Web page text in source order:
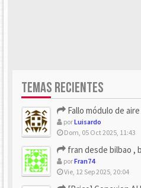
TEMAS RECIENTES
Fallo módulo de
porLuisardo
Dom, 05 Oct 2025, 11:43
fran desde bilbao ,
porFran74
Vie, 12 Sep 2025, 20:04